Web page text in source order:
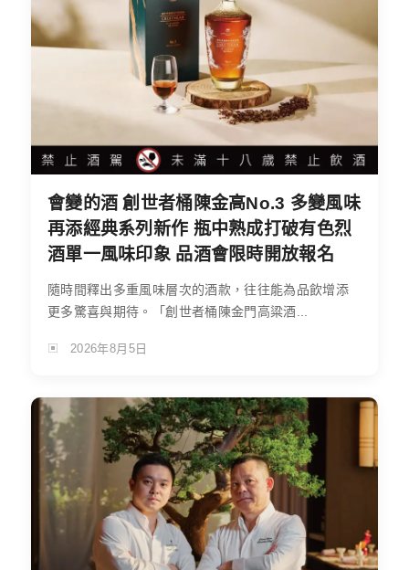
會變的酒 創世者桶陳金高No.3 多變風味
再添經典系列新作 瓶中熟成打破有色烈
酒單一風味印象 品酒會限時開放報名
隨時間釋出多重風味層次的酒款，往往能為品飲增添
更多驚喜與期待。「創世者桶陳金門高粱酒...
2026年8月5日